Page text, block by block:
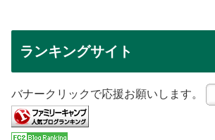
ランキングサイト
バナークリックで応援お願いします。